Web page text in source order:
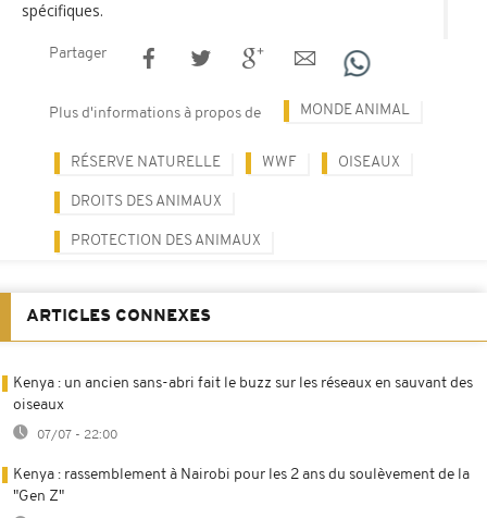
spécifiques.
Partager
Plus d'informations à propos de MONDE ANIMAL
RÉSERVE NATURELLE WWF OISEAUX
DROITS DES ANIMAUX
PROTECTION DES ANIMAUX
ARTICLES CONNEXES
Kenya : un ancien sans-abri fait le buzz sur les réseaux en sauvant des
oiseaux
07/07 - 22:00
Kenya : rassemblement à Nairobi pour les 2 ans du soulèvement de la
"Gen Z"